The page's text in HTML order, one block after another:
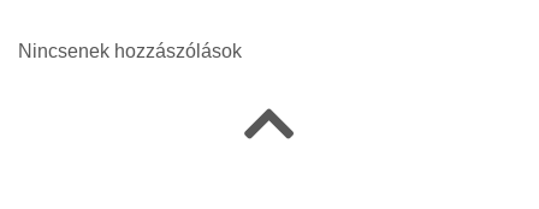
Nincsenek hozzászólások